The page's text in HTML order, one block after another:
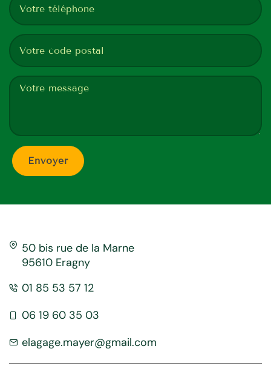
50 bis rue de la Marne
95610 Eragny
01 85 53 57 12
06 19 60 35 03
elagage.mayer@gmail.com